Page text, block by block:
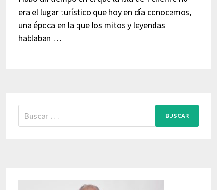
era el lugar turístico que hoy en día conocemos,
una época en la que los mitos y leyendas
hablaban …
Buscar: